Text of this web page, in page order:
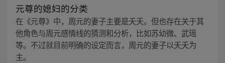
元尊的媳妇的分类
在《元尊》中，周元的妻子主要是夭夭。但也存在关于其
他角色与周元感情线的猜测和分析，比如苏幼微、武瑶
等。不过就目前明确的设定而言，周元的妻子以夭夭为
主。